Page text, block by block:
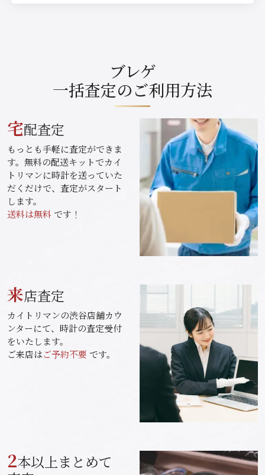
ブレゲ
一括査定のご利用方法
宅配査定
もっとも手軽に査定ができま
す。無料の配送キットでカイ
トリマンに時計を送っていた
だくだけで、査定がスタート
します。
送料は無料 です！
来店査定
カイトリマンの渋谷店舗カウ
ンターにて、時計の査定受付
をいたします。
ご来店はご予約不要 です。
2本以上まとめて